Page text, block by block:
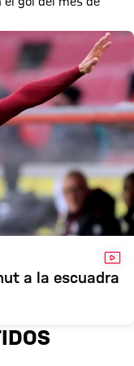
a la escuadra